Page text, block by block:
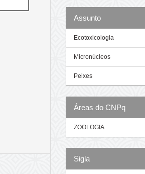
Assunto
Ecotoxicologia
Micronúcleos
Peixes
Áreas do CNPq
ZOOLOGIA
Sigla